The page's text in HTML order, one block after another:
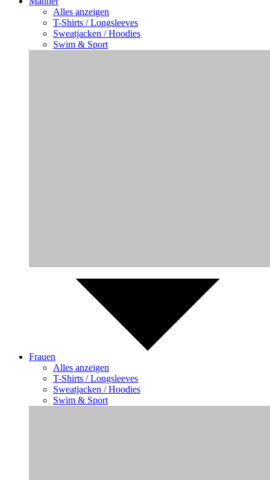
Alles anzeigen
T-Shirts / Longsleeves
Sweatjacken / Hoodies
Swim & Sport
Frauen
Alles anzeigen
T-Shirts / Longsleeves
Sweatjacken / Hoodies
Swim & Sport